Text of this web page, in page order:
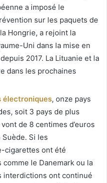
a imposé le
sur les paquets de
Hongrie, a rejoint la
Uni dans la mise en
2017. La Lituanie et la
dans les prochaines
électroniques, onze pays
soit 3 pays de plus
de 8 centimes d’euros
Si les
cigarettes ont été
le Danemark ou la
interdictions ont continué